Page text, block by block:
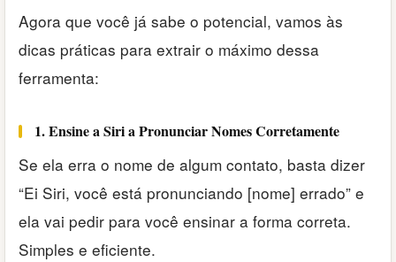
Agora que você já sabe o potencial, vamos às
dicas práticas para extrair o máximo dessa
ferramenta:
1. Ensine a Siri a Pronunciar Nomes Corretamente
Se ela erra o nome de algum contato, basta dizer
“Ei Siri, você está pronunciando [nome] errado” e
ela vai pedir para você ensinar a forma correta.
Simples e eficiente.